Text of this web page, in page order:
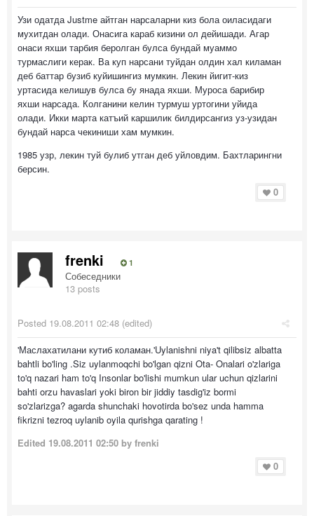
Узи одатда Justme айтган нарсаларни киз бола оиласидаги
мухитдан олади. Онасига караб кизини ол дейишади. Агар
онаси яхши тарбия беролган булса бундай муаммо
турмаслиги керак. Ва куп нарсани туйдан олдин хал киламан
деб баттар бузиб куйишингиз мумкин. Лекин йигит-киз
уртасида келишув булса бу янада яхши. Муроса барибир
яхши нарсада. Колганини келин турмуш уртогини уйида
олади. Икки марта катъий каршилик билдирсангиз уз-узидан
бундай нарса чекиниши хам мумкин.
1985 узр, лекин туй булиб утган деб уйловдим. Бахтларингни
берсин.
0
frenki 1
Собеседники
13 posts
Posted 19.08.2011 02:48 (edited)
'Маслахатилани кутиб коламан.'Uylanishni niya't qilibsiz albatta
bahtli bo'ling .Siz uylanmoqchi bo'lgan qizni Ota- Onalari o'zlariga
to'q nazari ham to'q Insonlar bo'lishi mumkun ular uchun qizlarini
bahti orzu havaslari yoki biron bir jiddiy tasdig'iz bormi
so'zlarizga? agarda shunchaki hovotirda bo'sez unda hamma
fikrizni tezroq uylanib oyila qurishga qarating !
Edited 19.08.2011 02:50 by frenki
0